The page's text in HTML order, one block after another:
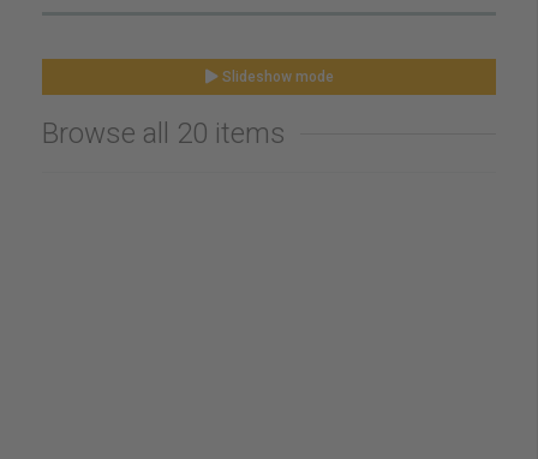
Slideshow mode
Browse all 20 items